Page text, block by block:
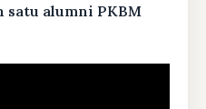
satu alumni PKBM